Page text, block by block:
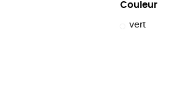
Couleur
vert